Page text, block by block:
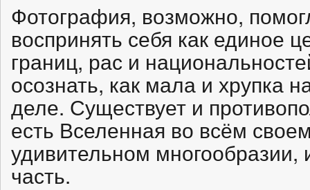
Фотография, возможно,
воспринять себя как единое
границ, рас и
осознать, как мала и хрупка
деле. Существует и
есть Вселенная во всём
удивительном
часть.